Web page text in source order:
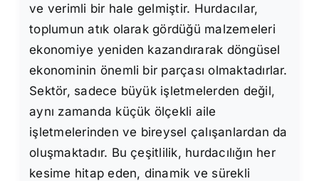
ve verimli bir hale gelmiştir. Hurdacılar,
toplumun atık olarak gördüğü malzemeleri
ekonomiye yeniden kazandırarak döngüsel
ekonominin önemli bir parçası olmaktadırlar.
Sektör, sadece büyük işletmelerden değil,
aynı zamanda küçük ölçekli aile
işletmelerinden ve bireysel çalışanlardan da
oluşmaktadır. Bu çeşitlilik, hurdacılığın her
kesime hitap eden, dinamik ve sürekli